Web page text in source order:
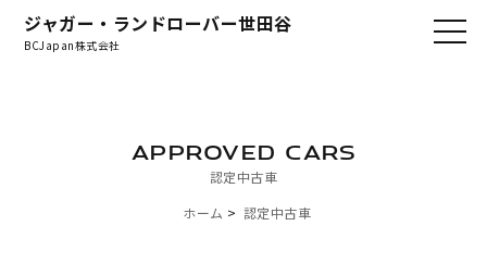
ジャガー・ランドローバー世田谷
BCJapan株式会社
認定中古車
APPROVED CARS
ホーム 認定中古車